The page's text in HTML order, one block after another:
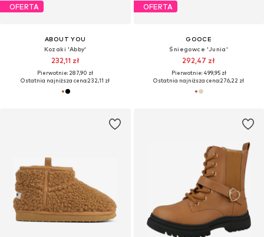
OFERTA
ABOUT YOU
Kozaki 'Abby'
232,11 zł
Pierwotnie: 287,90 zł
Ostatnia najniższa cena:232,11 zł
OFERTA
GOOCE
Śniegowce 'Junia'
292,47 zł
Pierwotnie: 499,95 zł
Ostatnia najniższa cena:276,22 zł